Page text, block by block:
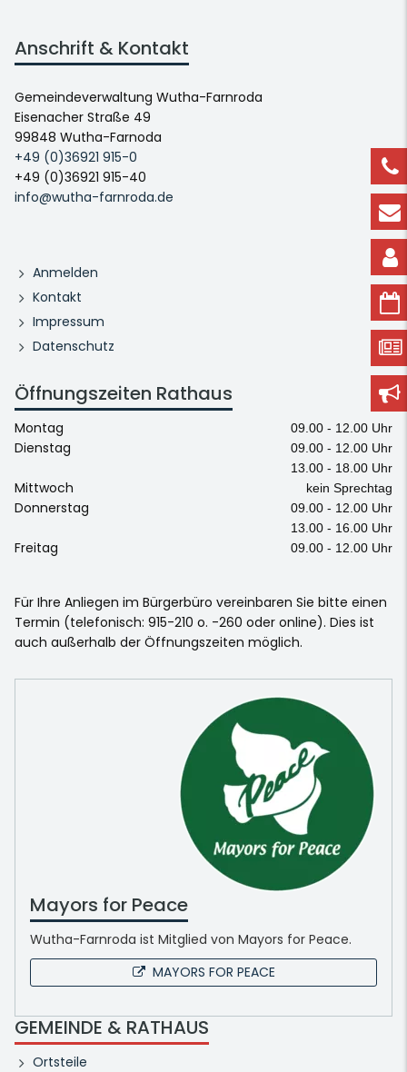
Anschrift & Kontakt
Gemeindeverwaltung Wutha-Farnroda
Eisenacher Straße 49
99848 Wutha-Farnoda
+49 (0)36921 915-0
+49 (0)36921 915-40
info@wutha-farnroda.de
Anmelden
Kontakt
Impressum
Datenschutz
Öffnungszeiten Rathaus
Montag 09.00 - 12.00 Uhr
Dienstag
09.00 - 12.00 Uhr
13.00 - 18.00 Uhr
Mittwoch kein Sprechtag
Donnerstag
09.00 - 12.00 Uhr
13.00 - 16.00 Uhr
Freitag 09.00 - 12.00 Uhr
Für Ihre Anliegen im Bürgerbüro vereinbaren Sie bitte einen
Termin (telefonisch: 915-210 o. -260 oder online). Dies ist
auch außerhalb der Öffnungszeiten möglich.
Mayors for Peace
Wutha-Farnroda ist Mitglied von Mayors for Peace.
MAYORS FOR PEACE
GEMEINDE & RATHAUS
Ortsteile